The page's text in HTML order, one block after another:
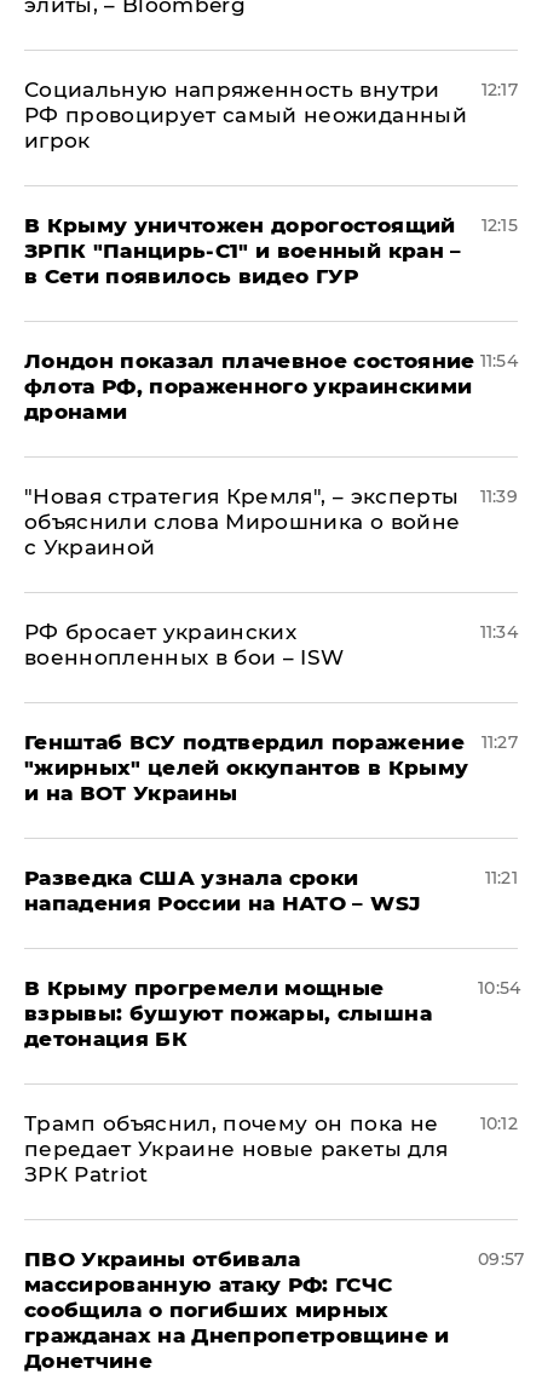
элиты, – Bloomberg
Социальную напряженность внутри
РФ провоцирует самый неожиданный
игрок
12:17
В Крыму уничтожен дорогостоящий
ЗРПК "Панцирь-С1" и военный кран –
в Сети появилось видео ГУР
12:15
Лондон показал плачевное состояние
флота РФ, пораженного украинскими
дронами
11:54
"Новая стратегия Кремля", – эксперты
объяснили слова Мирошника о войне
с Украиной
11:39
РФ бросает украинских
военнопленных в бои – ISW
11:34
Генштаб ВСУ подтвердил поражение
"жирных" целей оккупантов в Крыму
и на ВОТ Украины
11:27
Разведка США узнала сроки
нападения России на НАТО – WSJ
11:21
В Крыму прогремели мощные
взрывы: бушуют пожары, слышна
детонация БК
10:54
Трамп объяснил, почему он пока не
передает Украине новые ракеты для
ЗРК Patriot
10:12
ПВО Украины отбивала
массированную атаку РФ: ГСЧС
сообщила о погибших мирных
гражданах на Днепропетровщине и
Донетчине
09:57